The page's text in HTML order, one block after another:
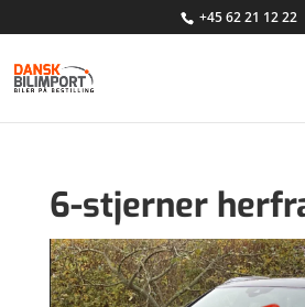
+45 62 21 12 22
6-stjerner